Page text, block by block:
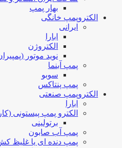
بهار پمپ
الکتروپمپ خانگی
ایرانی
ابارا
الکتروژن
نوید موتور
پمپ آبنما
سوبو
پمپ پنتاکس
الکتروپمپ صنعتی
ابارا
الکترو پمپ پیستونی
برتولینی
پمپ آب صابون
پمپ دنده ای یا غلیظ